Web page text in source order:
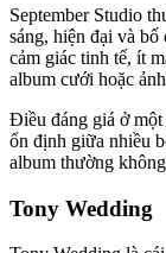
September Studio
sáng, hiện đại và
cảm giác tinh tế, ít
album cưới hoặc
Điều đáng giá ở một
ổn định giữa nhiều
album thường
Tony Wedding